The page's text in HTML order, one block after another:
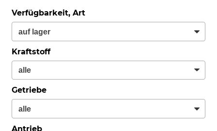
Verfügbarkeit, Art
Kraftstoff
Getriebe
Antrieb